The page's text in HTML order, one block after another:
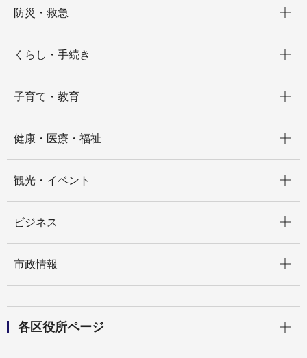
防災・救急
くらし・手続き
子育て・教育
健康・医療・福祉
観光・イベント
ビジネス
市政情報
各区役所ページ